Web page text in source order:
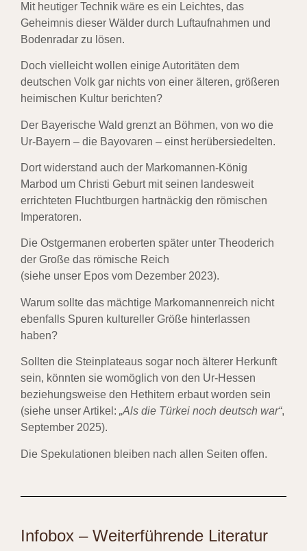
Mit heutiger Technik wäre es ein Leichtes, das
Geheimnis dieser Wälder durch Luftaufnahmen und
Bodenradar zu lösen.
Doch vielleicht wollen einige Autoritäten dem
deutschen Volk gar nichts von einer älteren, größeren
heimischen Kultur berichten?
Der Bayerische Wald grenzt an Böhmen, von wo die
Ur-Bayern – die Bayovaren – einst herübersiedelten.
Dort widerstand auch der Markomannen-König
Marbod um Christi Geburt mit seinen landesweit
errichteten Fluchtburgen hartnäckig den römischen
Imperatoren.
Die Ostgermanen eroberten später unter Theoderich
der Große das römische Reich
(siehe unser Epos vom Dezember 2023).
Warum sollte das mächtige Markomannenreich nicht
ebenfalls Spuren kultureller Größe hinterlassen
haben?
Sollten die Steinplateaus sogar noch älterer Herkunft
sein, könnten sie womöglich von den Ur-Hessen
beziehungsweise den Hethitern erbaut worden sein
(siehe unser Artikel: „Als die Türkei noch deutsch war“,
September 2025).
Die Spekulationen bleiben nach allen Seiten offen.
Infobox – Weiterführende Literatur